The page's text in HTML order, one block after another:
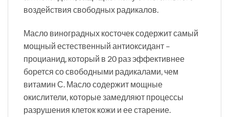
воздействия свободных радикалов.
Масло виноградных косточек содержит самый
мощный естественный антиоксидант –
процианид, который в 20 раз эффективнее
борется со свободными радикалами, чем
витамин С. Масло содержит мощные
окислители, которые замедляют процессы
разрушения клеток кожи и ее старение.